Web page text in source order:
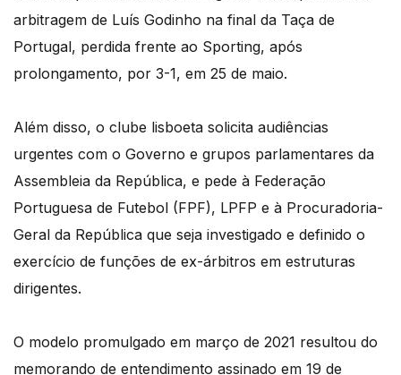
arbitragem de Luís Godinho na final da Taça de
Portugal, perdida frente ao Sporting, após
prolongamento, por 3-1, em 25 de maio.
Além disso, o clube lisboeta solicita audiências
urgentes com o Governo e grupos parlamentares da
Assembleia da República, e pede à Federação
Portuguesa de Futebol (FPF), LPFP e à Procuradoria-
Geral da República que seja investigado e definido o
exercício de funções de ex-árbitros em estruturas
dirigentes.
O modelo promulgado em março de 2021 resultou do
memorando de entendimento assinado em 19 de